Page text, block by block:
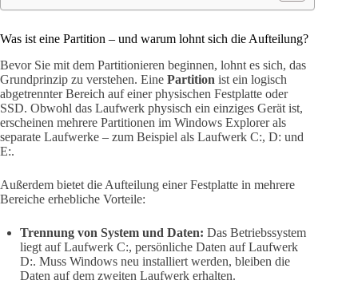
Was ist eine Partition – und warum lohnt sich die Aufteilung?
Bevor Sie mit dem Partitionieren beginnen, lohnt es sich, das
Grundprinzip zu verstehen. Eine Partition ist ein logisch
abgetrennter Bereich auf einer physischen Festplatte oder
SSD. Obwohl das Laufwerk physisch ein einziges Gerät ist,
erscheinen mehrere Partitionen im Windows Explorer als
separate Laufwerke – zum Beispiel als Laufwerk C:, D: und
E:.
Außerdem bietet die Aufteilung einer Festplatte in mehrere
Bereiche erhebliche Vorteile:
Trennung von System und Daten: Das Betriebssystem
liegt auf Laufwerk C:, persönliche Daten auf Laufwerk
D:. Muss Windows neu installiert werden, bleiben die
Daten auf dem zweiten Laufwerk erhalten.